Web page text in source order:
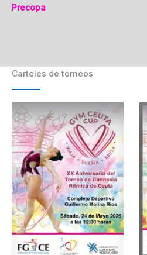
Precopa
Carteles de torneos
Sin leyenda